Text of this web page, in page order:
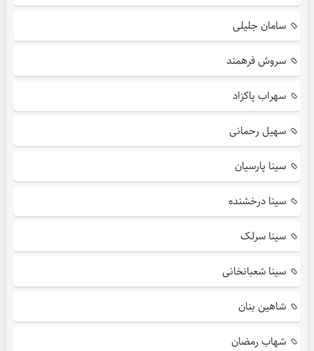
سامان جلیلی
سروش فرهمند
سهراب پاکزاد
سهیل رحمانی
سینا پارسیان
سینا درخشنده
سینا سرلک
سینا شعبانخانی
شاهین بنان
شهاب رمضان